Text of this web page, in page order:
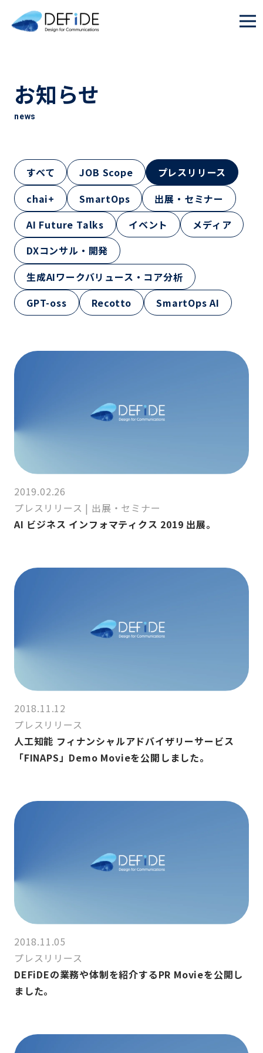
お知らせ
news
すべて JOB Scope
プレスリリース
chai+
SmartOps
出展・セミナー
AI Future Talks
イベント
メディア
DXコンサル・開発
生成AIワークバリュース・コア分析
GPT-oss
Recotto SmartOps AI
2019.02.26
プレスリリース | 出展・セミナー
AI ビジネス インフォマティクス 2019 出展。
2018.11.12
プレスリリース
人工知能 フィナンシャルアドバイザリーサービス
「FINAPS」Demo Movieを公開しました。
2018.11.05
プレスリリース
DEFiDEの業務や体制を紹介するPR Movieを公開し
ました。